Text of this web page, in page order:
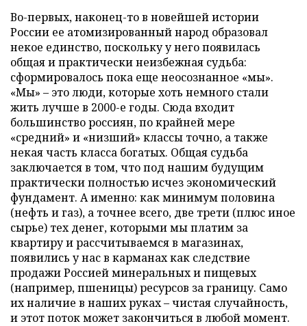
Во-первых, наконец-то в новейшей истории
России ее атомизированный народ образовал
некое единство, поскольку у него появилась
общая и практически неизбежная судьба:
сформировалось пока еще неосознанное «мы».
«Мы» – это люди, которые хоть немного стали
жить лучше в 2000-е годы. Сюда входит
большинство россиян, по крайней мере
«средний» и «низший» классы точно, а также
некая часть класса богатых. Общая судьба
заключается в том, что под нашим будущим
практически полностью исчез экономический
фундамент. А именно: как минимум половина
(нефть и газ), а точнее всего, две трети (плюс иное
сырье) тех денег, которыми мы платим за
квартиру и рассчитываемся в магазинах,
появились у нас в карманах как следствие
продажи Россией минеральных и пищевых
(например, пшеницы) ресурсов за границу. Само
их наличие в наших руках – чистая случайность,
и этот поток может закончиться в любой момент.